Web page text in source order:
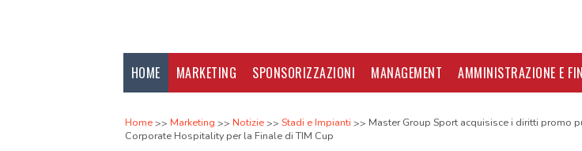
HOME MARKETING SPONSORIZZAZIONI MANAGEMENT AMMINISTRAZIONE E
Home Marketing Notizie Stadi e Impianti
Master Group Sport acquisisce i diritti promo
Corporate Hospitality per la Finale di TIM Cup